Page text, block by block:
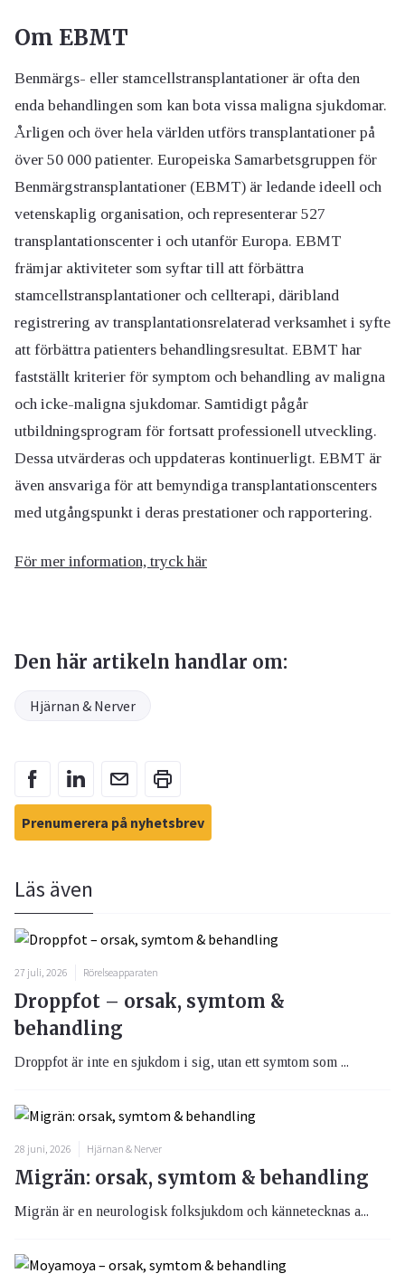
Om EBMT
Benmärgs- eller stamcellstransplantationer är ofta den
enda behandlingen som kan bota vissa maligna sjukdomar.
Årligen och över hela världen utförs transplantationer på
över 50 000 patienter. Europeiska Samarbetsgruppen för
Benmärgstransplantationer (EBMT) är ledande ideell och
vetenskaplig organisation, och representerar 527
transplantationscenter i och utanför Europa. EBMT
främjar aktiviteter som syftar till att förbättra
stamcellstransplantationer och cellterapi, däribland
registrering av transplantationsrelaterad verksamhet i syfte
att förbättra patienters behandlingsresultat. EBMT har
fastställt kriterier för symptom och behandling av maligna
och icke-maligna sjukdomar. Samtidigt pågår
utbildningsprogram för fortsatt professionell utveckling.
Dessa utvärderas och uppdateras kontinuerligt. EBMT är
även ansvariga för att bemyndiga transplantationscenters
med utgångspunkt i deras prestationer och rapportering.
För mer information, tryck här
Den här artikeln handlar om:
Hjärnan & Nerver
Prenumerera på nyhetsbrev
Läs även
27 juli, 2026 Rörelseapparaten
Droppfot – orsak, symtom &
behandling
Droppfot är inte en sjukdom i sig, utan ett symtom som ...
28 juni, 2026 Hjärnan & Nerver
Migrän: orsak, symtom & behandling
Migrän är en neurologisk folksjukdom och kännetecknas a...